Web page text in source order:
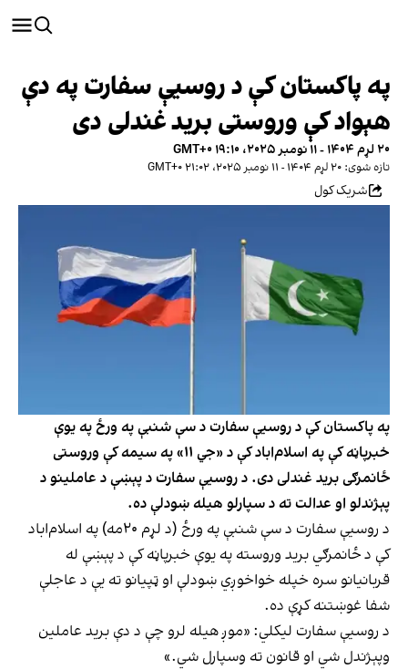
په پاکستان کې د روسیې سفارت په دې
هېواد کې وروستی برید غندلی دی
۲۰ لړم ۱۴۰۴ - ۱۱ نومبر ۲۰۲۵، ۱۹:۱۰ GMT+۰
تازه شوی: ۲۰ لړم ۱۴۰۴ - ۱۱ نومبر ۲۰۲۵، ۲۱:۰۲ GMT+۰
شریک کول
په پاکستان کې د روسیې سفارت د سې شنبې په ورځ په یوې
خبرپاڼه کې په اسلام‌اباد کې د «جي ۱۱» په سیمه کې وروستی
ځانمرګی برید غندلی دی. د روسیې سفارت د پېښې د عاملینو د
پېژندلو او عدالت ته د سپارلو هیله ښودلې ده.
د روسیې سفارت د سې شنبې په ورځ (د لړم ۲۰مه) په اسلام‌اباد
کې د ځانمرګي برید وروسته په یوې خبرپاڼه کې د پېښې له
قربانیانو سره خپله خواخوږي ښودلې او ټپیانو ته یې د عاجلې
شفا غوښتنه کړې ده.
د روسیې سفارت لیکلي: «موږ هیله لرو چې د دې برید عاملین
وپېژندل شي او قانون ته وسپارل شي.»